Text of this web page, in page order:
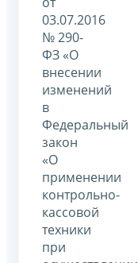
03.07.2016
№ 290-
ФЗ «О
внесении
изменений
в
Федеральный
закон
«О
применении
контрольно-
кассовой
техники
при